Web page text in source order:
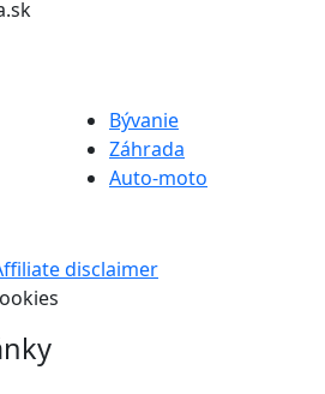
Bývanie
Záhrada
Auto-moto
disclaimer